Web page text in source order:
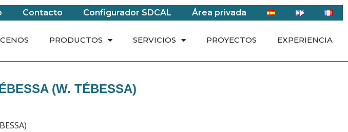
Contacto Configurador SDCAL Área privada
PRODUCTOS SERVICIOS PROYECTOS EXPERIENCIA
(W. TÉBESSA)